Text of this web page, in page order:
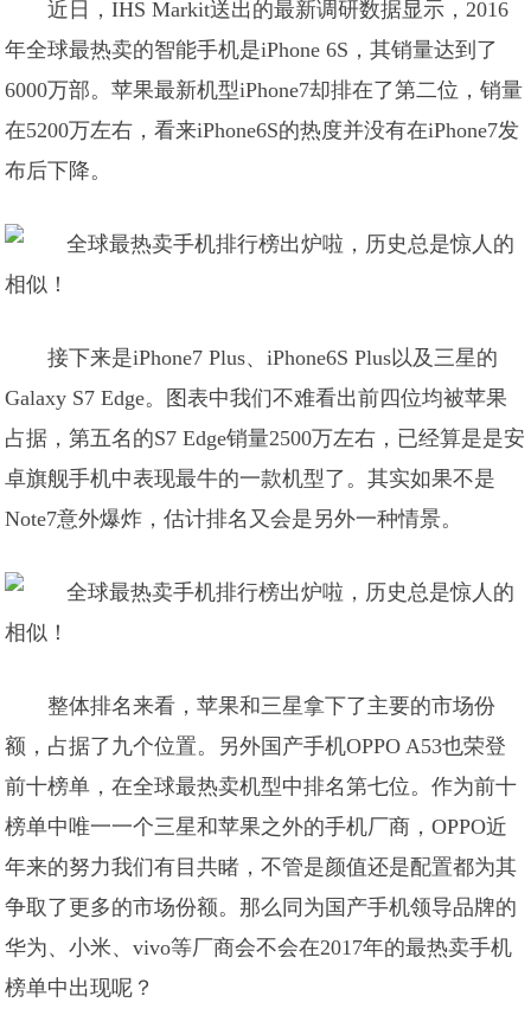
近日，IHS Markit送出的最新调研数据显示，2016
年全球最热卖的智能手机是iPhone 6S，其销量达到了
6000万部。苹果最新机型iPhone7却排在了第二位，销量
在5200万左右，看来iPhone6S的热度并没有在iPhone7发
布后下降。
接下来是iPhone7 Plus、iPhone6S Plus以及三星的
Galaxy S7 Edge。图表中我们不难看出前四位均被苹果
占据，第五名的S7 Edge销量2500万左右，已经算是是安
卓旗舰手机中表现最牛的一款机型了。其实如果不是
Note7意外爆炸，估计排名又会是另外一种情景。
整体排名来看，苹果和三星拿下了主要的市场份
额，占据了九个位置。另外国产手机OPPO A53也荣登
前十榜单，在全球最热卖机型中排名第七位。作为前十
榜单中唯一一个三星和苹果之外的手机厂商，OPPO近
年来的努力我们有目共睹，不管是颜值还是配置都为其
争取了更多的市场份额。那么同为国产手机领导品牌的
华为、小米、vivo等厂商会不会在2017年的最热卖手机
榜单中出现呢？